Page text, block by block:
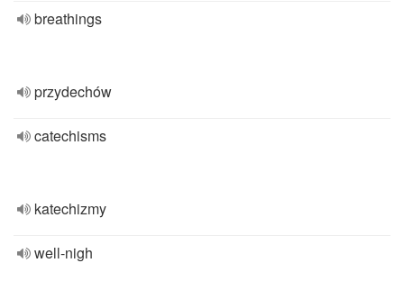
breathings
przydechów
catechisms
katechizmy
well-nigh